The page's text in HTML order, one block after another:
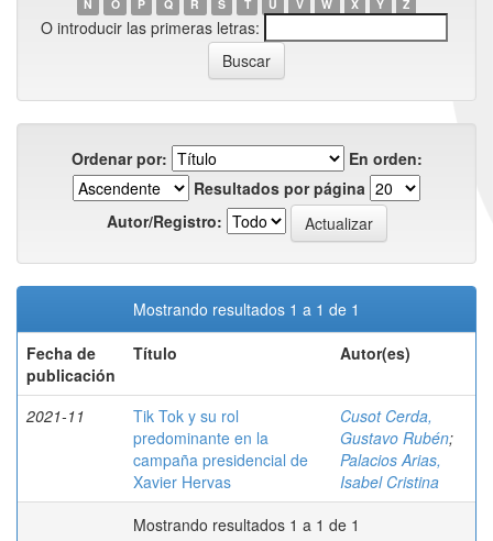
N
O P Q R S T U V W X Y Z
O introducir las primeras letras:
Ordenar por:
En orden:
Resultados por página
Autor/Registro:
Mostrando resultados 1 a 1 de 1
Fecha de
publicación
Título Autor(es)
2021-11
Tik Tok y su rol
predominante en la
campaña presidencial de
Xavier Hervas
Cusot Cerda,
Gustavo Rubén;
Palacios Arias,
Isabel Cristina
Mostrando resultados 1 a 1 de 1